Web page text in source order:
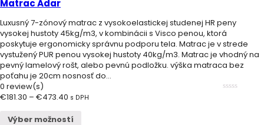
Matrac Adar
Luxusný 7-zónový matrac z vysokoelastickej studenej HR peny
vysokej hustoty 45kg/m3, v kombinácii s Visco penou, ktorá
poskytuje ergonomicky správnu podporu tela. Matrac je v strede
vystužený PUR penou vysokej hustoty 40kg/m3. Matrac je vhodný na
pevný lamelový rošt, alebo pevnú podložku. výška matraca bez
poťahu je 20cm nosnosť do...
0 review(s)
€181.30 – €473.40 s DPH
Výber možností